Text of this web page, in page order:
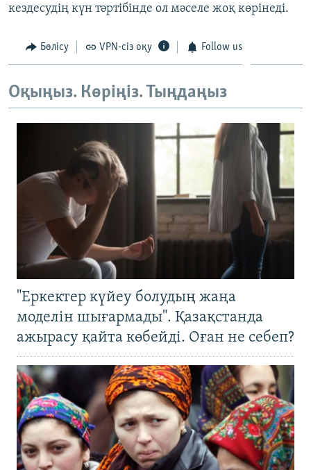
Басқа тілдерде
кездесудің күн тәртібінде ол мәселе жоқ көрінеді.
Бөлісу VPN-сіз оқу Follow us
Оқыңыз. Көріңіз. Тыңдаңыз
"Еркектер күйеу болудың жаңа
моделін шығармады". Қазақстанда
ажырасу қайта көбейді. Оған не себеп?